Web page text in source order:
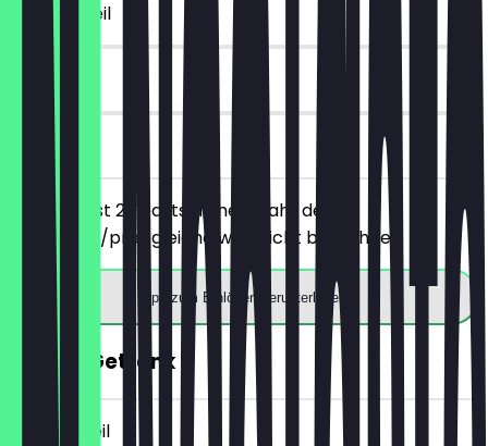
~8 € Vorteil
90 Tage
vor Ort
Du bestellst 2 Toasts deiner Wahl, der
günstigere/preisgleiche wird nicht berechnet.
App zum Einlösen herunterladen
GRATIS Getränk
~3 € Vorteil